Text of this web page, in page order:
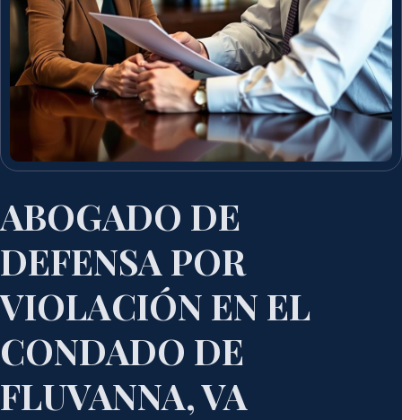
ABOGADO DE
DEFENSA POR
VIOLACIÓN EN EL
CONDADO DE
FLUVANNA, VA